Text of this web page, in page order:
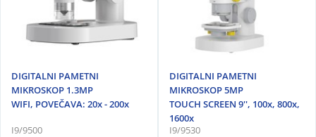
DIGITALNI PAMETNI
MIKROSKOP 1.3MP
WIFI, POVEČAVA: 20x - 200x
I9/9500
DIGITALNI PAMETNI
MIKROSKOP 5MP
TOUCH SCREEN 9'', 100x, 800x,
1600x
I9/9530